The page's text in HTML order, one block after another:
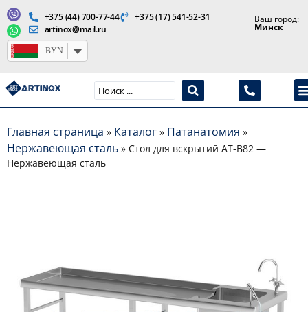
Главная страница » Каталог » Патанатомия »
Нержавеющая сталь » Стол для вскрытий AT-B82 —
Нержавеющая сталь
+375 (44) 700-77-44
+375 (17) 541-52-31
artinox@mail.ru
Ваш город:
Минск
BYN
Производство медицинской продукции и